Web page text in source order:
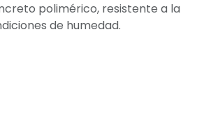
polimérico, resistente a la
de humedad.